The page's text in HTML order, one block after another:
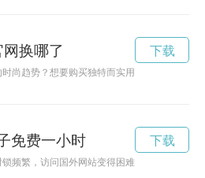
换哪了
尚趋势？想要购买独特而实用的产品？那就
下载
免费一小时
频繁，访问国外网站变得困难。加速器梯子
下载